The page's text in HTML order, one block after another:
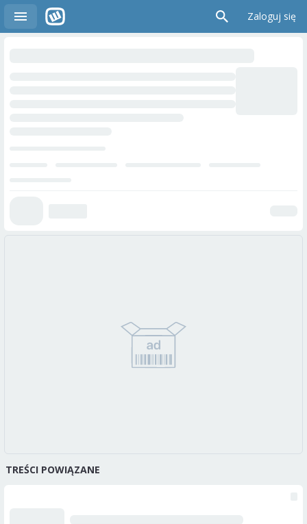
Zaloguj się
TREŚCI POWIĄZANE